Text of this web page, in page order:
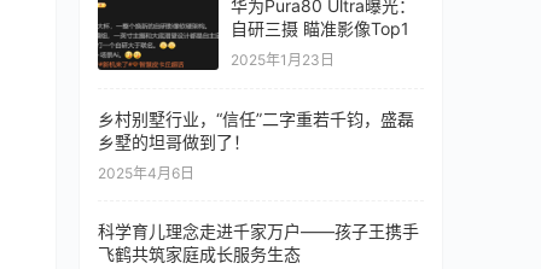
华为Pura80 Ultra曝光：
自研三摄 瞄准影像Top1
2025年1月23日
乡村别墅行业，“信任”二字重若千钧，盛磊
乡墅的坦哥做到了！
2025年4月6日
科学育儿理念走进千家万户——孩子王携手
飞鹤共筑家庭成长服务生态